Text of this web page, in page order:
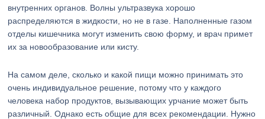
внутренних органов. Волны ультразвука хорошо
распределяются в жидкости, но не в газе. Наполненные газом
отделы кишечника могут изменить свою форму, и врач примет
их за новообразование или кисту.
На самом деле, сколько и какой пищи можно принимать это
очень индивидуальное решение, потому что у каждого
человека набор продуктов, вызывающих урчание может быть
различный. Однако есть общие для всех рекомендации. Нужно